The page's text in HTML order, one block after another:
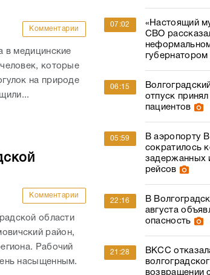
Комментарии
в медицинские
которые
на природе
Комментарии
области
район,
Рабочий
насыщенным.
07:02
«Настоящий
СВО
06:15
отпуск
пациентов
05:59
В аэропорту
сократилось
задержанных
рейсов
22:16
В
августа
опасность
21:28
ВКСС
возвращении